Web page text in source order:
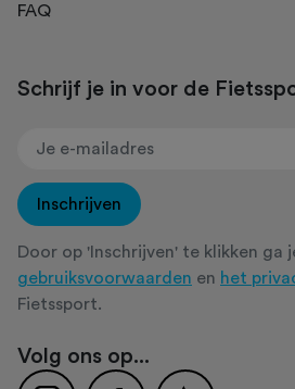
FAQ
Schrijf je in voor de
Inschrijven
Door op 'Inschrijven' te klikken ga
gebruiksvoorwaarden en het
Fietssport.
Volg ons op...